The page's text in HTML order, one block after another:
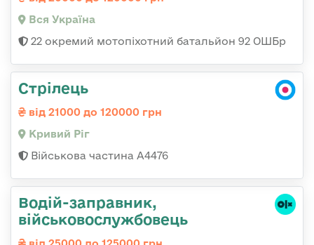
Вся Україна
22 окремий мотопіхотний батальйон 92 ОШБр
Стрілець
від 21000 до 120000 грн
Кривий Ріг
Військова частина А4476
Водій-заправник,
військовослужбовець